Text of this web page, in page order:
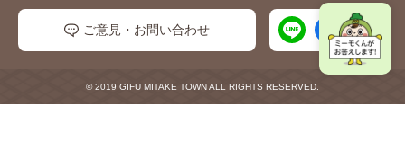
ご意見・お問い合わせ
© 2019 GIFU MITAKE TOWN ALL RIGHTS RESERVED.